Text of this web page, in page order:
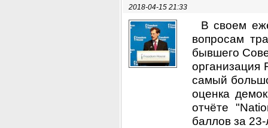
2018-04-15 21:33
В своем
вопросам
бывшего
организация
самый
оценка
отчёте
баллов за